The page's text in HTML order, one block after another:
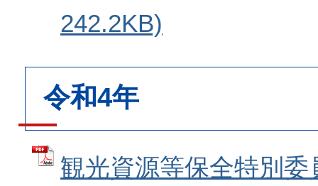
242.2KB)
令和4年
観光資源等保全特別